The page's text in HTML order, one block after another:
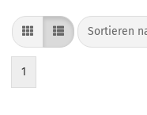
Sortieren
Sortieren
1